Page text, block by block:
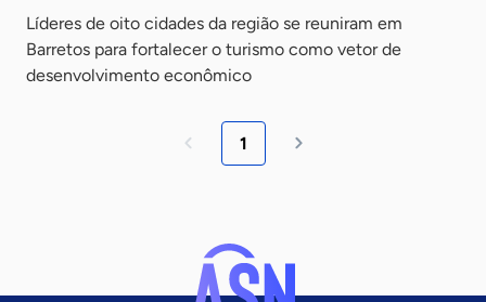
Líderes de oito cidades da região se reuniram em
Barretos para fortalecer o turismo como vetor de
desenvolvimento econômico
1